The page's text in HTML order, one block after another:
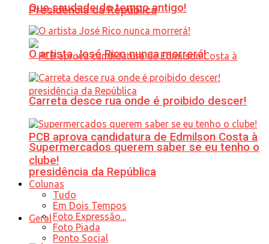
Presidência da República
PCB aprova candidatura de Edmilson Costa à
presidência da República
Geral
Que saudade do tempo antigo!
O artista José Rico nunca morrerá!
Carreta desce rua onde é proibido descer!
Supermercados querem saber se eu tenho o
clube!
Colunas
Tudo
Em Dois Tempos
Foto Expressão...
Foto Piada
Ponto Social